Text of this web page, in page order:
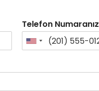
Telefon Numaranız